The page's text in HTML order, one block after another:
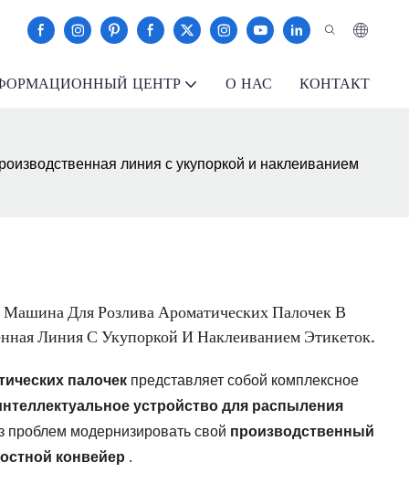
ЦЕНТР О НАС КОНТАКТ
линия с укупоркой и наклеиванием
Для Розлива Ароматических Палочек В
Линия С Укупоркой И Наклеиванием Этикеток.
палочек представляет собой комплексное
устройство для распыления
проблем модернизировать свой производственный
конвейер .